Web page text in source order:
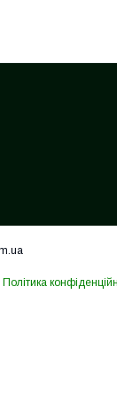
Політика